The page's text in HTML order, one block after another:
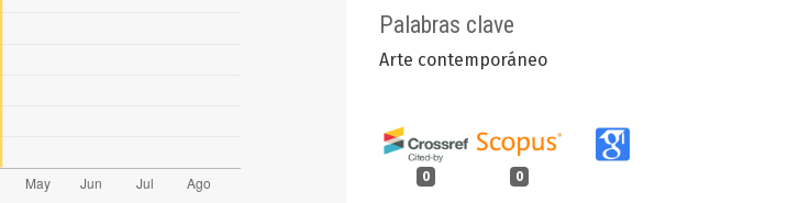
Palabras clave
Arte contemporáneo
0 0